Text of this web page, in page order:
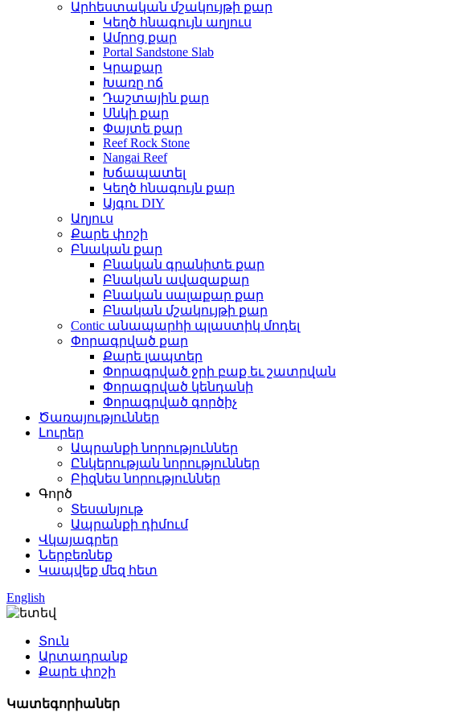
Արհեստական ​​մշակույթի քար
Կեղծ հնագույն աղյուս
Ամրոց քար
Portal Sandstone Slab
Կրաքար
Խառը ոճ
Դաշտային քար
Սնկի քար
Փայտե քար
Reef Rock Stone
Nangai Reef
Խճապատել
Կեղծ հնագույն քար
Այգու DIY
Աղյուս
Քարե փոշի
Բնական քար
Բնական գրանիտե քար
Բնական ավազաքար
Բնական սալաքար քար
Բնական մշակույթի քար
Contic անապարհի պլաստիկ մոդել
Փորագրված քար
Քարե լապտեր
Փորագրված ջրի բաք եւ շատրվան
Փորագրված կենդանի
Փորագրված գործիչ
Ծառայություններ
Լուրեր
Ապրանքի նորություններ
Ընկերության նորություններ
Բիզնես նորություններ
Գործ
Տեսանյութ
Ապրանքի դիմում
Վկայագրեր
Ներբեռնեք
Կապվեք մեզ հետ
English
Տուն
Արտադրանք
Քարե փոշի
Կատեգորիաներ